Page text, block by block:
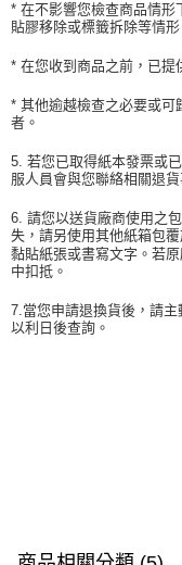
* 在不影響您檢查商品情形
貼膠移除或標籤拆除等情形
* 在您收到商品之前，已提
* 其他逾越檢查之必要或可
者。
5. 若您已取得紙本發票或
服人員會與您聯絡相關退
6. 請您以送貨廠商使用之
失，請另使用其他紙箱包
黏貼紙張或書寫文字。若
中扣抵。
7.當您申請退換貨後，請主
以利日後查詢。